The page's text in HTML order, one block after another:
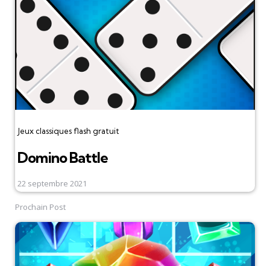
Jeux classiques flash gratuit
Domino Battle
22 septembre 2021
Prochain Post